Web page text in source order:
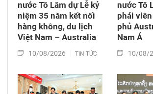
nước Tô Lâm dự Lễ kỷ
niệm 35 năm kết nối
hàng không, du lịch
Việt Nam – Australia
10/08/2026 TIN TỨC
nước Tô
phái
phủ
Nam Á
10/08/